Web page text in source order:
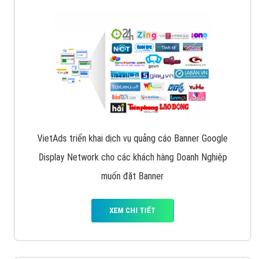
VietAds triển khai dịch vụ quảng cáo Banner Google
Display Network cho các khách hàng Doanh Nghiệp
muốn đặt Banner
XEM CHI TIẾT